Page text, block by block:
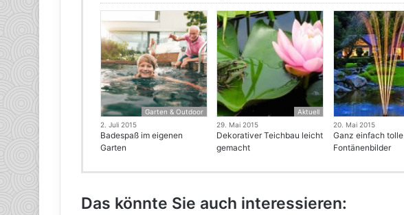
Garten & Outdoor
2. Juli 2015
Badespaß im eigenen
Garten
Aktuell
29. Mai 2015
Dekorativer Teichbau leicht
gemacht
20. Mai 2015
Ganz einfach tolle
Fontänenbilder
Das könnte Sie auch interessieren: